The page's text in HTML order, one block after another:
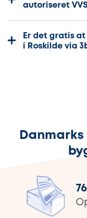
autoriseret
Er det gratis
i Roskilde via